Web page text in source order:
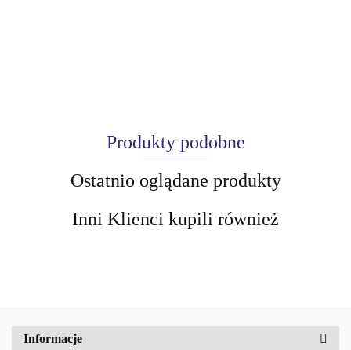
Produkty podobne
Ostatnio oglądane produkty
Inni Klienci kupili również
Informacje